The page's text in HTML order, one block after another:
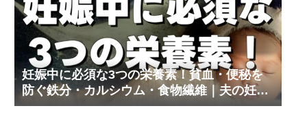
妊娠中に必須な3つの栄養素！貧血・便秘を
防ぐ鉄分・カルシウム・食物繊維｜夫の妊娠
体験記③